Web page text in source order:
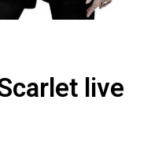
live